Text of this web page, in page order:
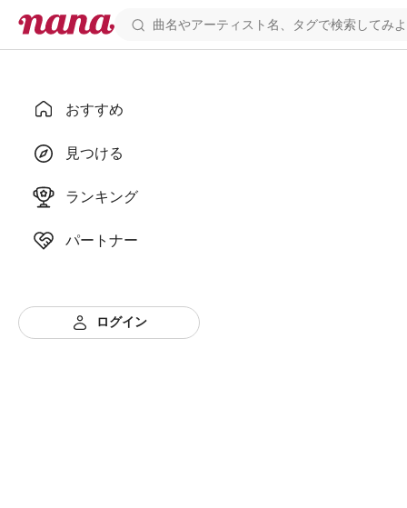
おすすめ
見つける
ランキング
パートナー
ログイン